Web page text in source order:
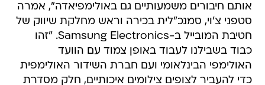
אותם חיבורים משמעותיים גם באולימפיאדה", אמרה
סטפני צ'וי, סמנכ"לית בכירה וראש מחלקת שיווק של
חטיבת המובייל ב-Samsung Electronics. "זהו
כבוד בשבילנו לעבוד באופן צמוד עם הוועד
האולימפי הבינלאומי ועם חברת השידור האולימפית
כדי להעביר לצופים צילומים איכותיים, חלק מסדרת